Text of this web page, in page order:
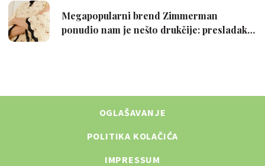
OGLAŠAVANJE
POLITIKA KOLAČIĆA
IMPRESSUM